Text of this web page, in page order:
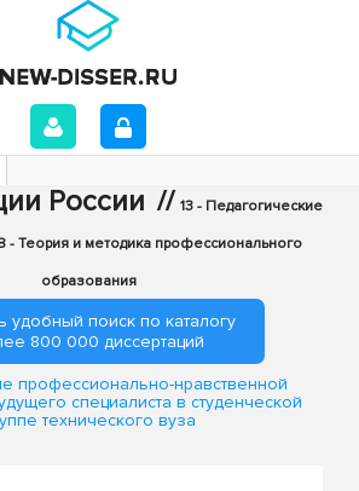
России // 13 - Педагогические
- Теория и методика профессионального
образования
удобный поиск по каталогу
800 000 диссертаций
профессионально-нравственной
специалиста в студенческой
технического вуза